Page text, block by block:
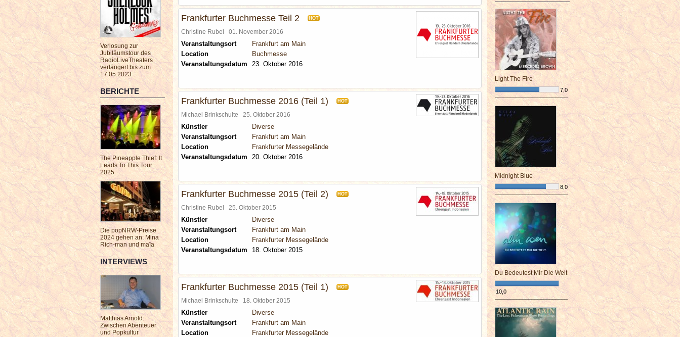
Verlosung zur
Jubiläumstour des
RadioLiveTheaters
verlängert bis zum
17.05.2023
BERICHTE
The Pineapple Thief: It
Leads To This Tour
2025
Die popNRW-Preise
2024 gehen an: Mina
Rich-man und maïa
INTERVIEWS
Matthias Arnold:
Zwischen Abenteuer
und Popkultur
Frankfurter Buchmesse Teil 2 HOT
Christine Rubel 01. November 2016
Veranstaltungsort
Frankfurt am Main
Location
Buchmesse
Veranstaltungsdatum
23. Oktober 2016
Frankfurter Buchmesse 2016 (Teil 1) HOT
Michael Brinkschulte 25. Oktober 2016
Künstler
Diverse
Veranstaltungsort
Frankfurt am Main
Location
Frankfurter Messegelände
Veranstaltungsdatum
20. Oktober 2016
Frankfurter Buchmesse 2015 (Teil 2) HOT
Christine Rubel 25. Oktober 2015
Künstler
Diverse
Veranstaltungsort
Frankfurt am Main
Location
Frankfurter Messegelände
Veranstaltungsdatum
18. Oktober 2015
Frankfurter Buchmesse 2015 (Teil 1) HOT
Michael Brinkschulte 18. Oktober 2015
Künstler
Diverse
Veranstaltungsort
Frankfurt am Main
Location
Frankfurter Messegelände
Light The Fire
7,0
¯¯¯¯¯¯¯¯¯¯¯¯¯¯¯¯¯¯¯¯¯¯¯¯
Midnight Blue
8,0
¯¯¯¯¯¯¯¯¯¯¯¯¯¯¯¯¯¯¯¯¯¯¯¯
Du Bedeutest Mir Die Welt
10,0
¯¯¯¯¯¯¯¯¯¯¯¯¯¯¯¯¯¯¯¯¯¯¯¯